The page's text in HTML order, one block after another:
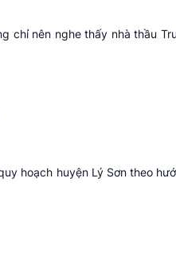
chỉ nên nghe thấy nhà thầu
hoạch huyện Lý Sơn theo